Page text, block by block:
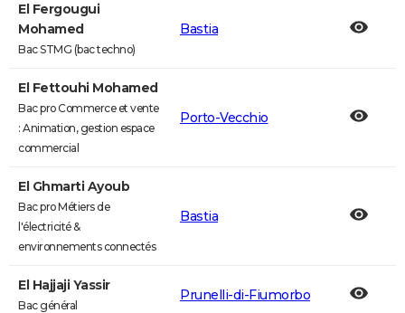
El Fergougui
Mohamed
Bac STMG (bac techno)
Bastia
El Fettouhi Mohamed
Bac pro Commerce et vente
: Animation, gestion espace
commercial
Porto-Vecchio
El Ghmarti Ayoub
Bac pro Métiers de
l'électricité &
environnements connectés
Bastia
El Hajjaji Yassir
Bac général
Prunelli-di-Fiumorbo